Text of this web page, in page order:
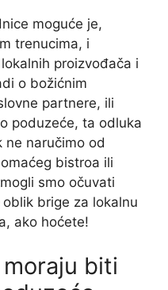
moguće je,
trenucima, i
proizvođača i
o božićnim
partnere, ili
poduzeće, ta odluka
ne naručimo od
bistroa ili
smo očuvati
brige za lokalnu
ako hoćete!
biti